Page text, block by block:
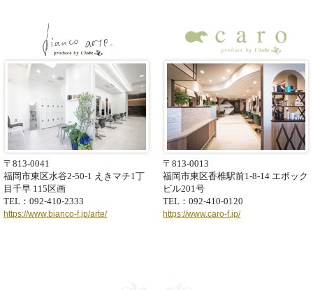
〒813-0041
福岡市東区水谷2-50-1 えきマチ1丁
目千早 115区画
TEL：092-410-2333
https://www.bianco-f.jp/arte/
〒813-0013
福岡市東区香椎駅前1-8-14 エポック
ビル201号
TEL：092-410-0120
https://www.caro-f.jp/